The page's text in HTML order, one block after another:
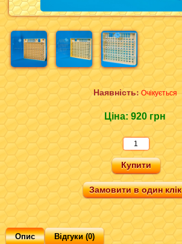
Наявність: Очікується
Ціна: 920 грн
Замовити в один клік
Опис Відгуки (0)